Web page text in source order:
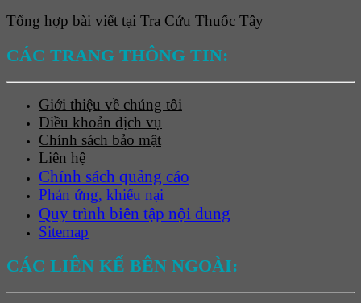
Tổng hợp bài viết tại Tra Cứu Thuốc Tây
CÁC TRANG THÔNG TIN:
Giới thiệu về chúng tôi
Điều khoản dịch vụ
Chính sách bảo mật
Liên hệ
Chính sách quảng cáo
Phản ứng, khiếu nại
Quy trình biên tập nội dung
Sitemap
CÁC LIÊN KẾ BÊN NGOÀI: